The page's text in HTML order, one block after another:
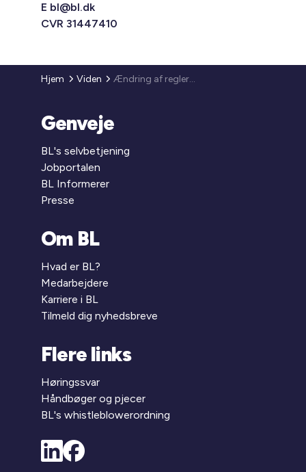
E bl@bl.dk
CVR 31447410
Hjem Viden Ændring af reglerne om præmie, løntilskud m.m.
Genveje
BL's selvbetjening
Jobportalen
BL Informerer
Presse
Om BL
Hvad er BL?
Medarbejdere
Karriere i BL
Tilmeld dig nyhedsbreve
Flere links
Høringssvar
Håndbøger og pjecer
BL's whistleblowerordning